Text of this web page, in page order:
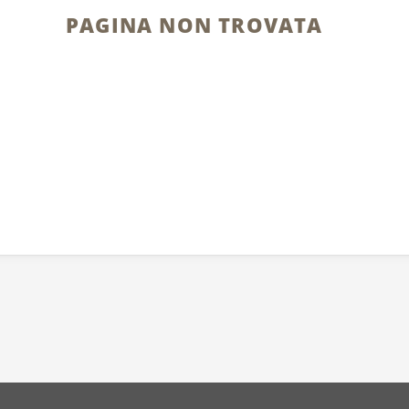
PAGINA NON TROVATA